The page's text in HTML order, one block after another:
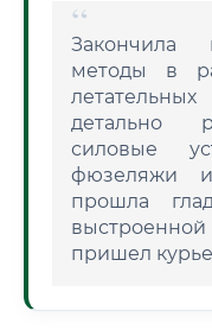
Закончила
методы в
детально
силовые
фюзеляжи и
прошла
пришел